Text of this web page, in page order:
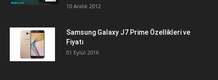
10 Aralık 2012
Samsung Galaxy J7 Prime Özellikleri ve
Fiyatı
01 Eylül 2016